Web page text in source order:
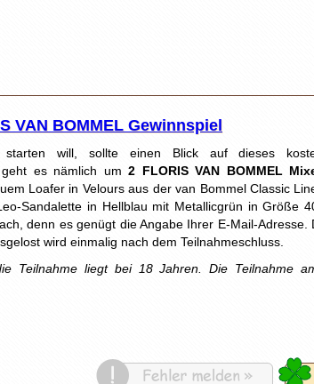
VAN BOMMEL Gewinnspiel
will, sollte einen Blick auf dieses
geht es nämlich um2 FLORIS VAN BOMMEL
Loafer in Velours aus der van Bommel Classic
Sandalette in Hellblau mit Metallicgrün in Größe
denn es genügt die Angabe Ihrer E-Mail-Adresse.
wird einmalig nach dem Teilnahmeschluss.
Teilnahme liegt bei 18 Jahren.
Die Teilnahme